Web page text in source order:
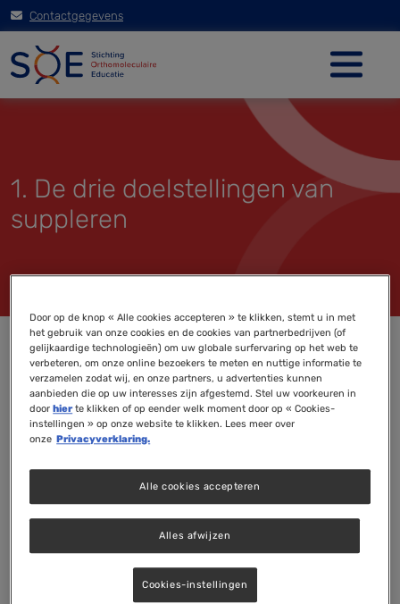
Contactgegevens
1. De drie doelstellingen van
suppleren
Door op de knop « Alle cookies accepteren » te klikken, stemt u in met
het gebruik van onze cookies en de cookies van partnerbedrijven (of
gelijkaardige technologieën) om uw globale surfervaring op het web te
verbeteren, om onze online bezoekers te meten en nuttige informatie te
verzamelen zodat wij, en onze partners, u advertenties kunnen
aanbieden die op uw interesses zijn afgestemd. Stel uw voorkeuren in
doorhierte klikken of op eender welk moment door op « Cookies-
instellingen » op onze website te klikken. Lees meer over
onze Privacyverklaring.
Alles afwijzen
Alle cookies accepteren
Cookies-instellingen